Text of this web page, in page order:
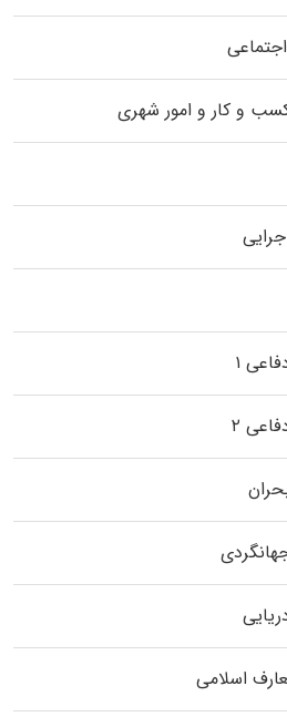
و کار و امور شهری
۱
۲
اسلامی